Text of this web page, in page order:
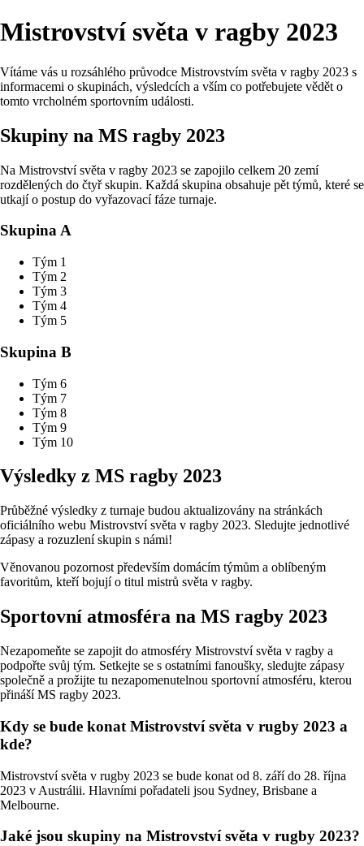
Mistrovství světa v ragby 2023
Vítáme vás u rozsáhlého průvodce Mistrovstvím světa v ragby 2023 s
informacemi o skupinách, výsledcích a vším co potřebujete vědět o
tomto vrcholném sportovním události.
Skupiny na MS ragby 2023
Na Mistrovství světa v ragby 2023 se zapojilo celkem 20 zemí
rozdělených do čtyř skupin. Každá skupina obsahuje pět týmů, které se
utkají o postup do vyřazovací fáze turnaje.
Skupina A
Tým 1
Tým 2
Tým 3
Tým 4
Tým 5
Skupina B
Tým 6
Tým 7
Tým 8
Tým 9
Tým 10
Výsledky z MS ragby 2023
Průběžné výsledky z turnaje budou aktualizovány na stránkách
oficiálního webu Mistrovství světa v ragby 2023. Sledujte jednotlivé
zápasy a rozuzlení skupin s námi!
Věnovanou pozornost především domácím týmům a oblíbeným
favoritům, kteří bojují o titul mistrů světa v ragby.
Sportovní atmosféra na MS ragby 2023
Nezapomeňte se zapojit do atmosféry Mistrovství světa v ragby a
podpořte svůj tým. Setkejte se s ostatními fanoušky, sledujte zápasy
společně a prožijte tu nezapomenutelnou sportovní atmosféru, kterou
přináší MS ragby 2023.
Kdy se bude konat Mistrovství světa v rugby 2023 a
kde?
Mistrovství světa v rugby 2023 se bude konat od 8. září do 28. října
2023 v Austrálii. Hlavními pořadateli jsou Sydney, Brisbane a
Melbourne.
Jaké jsou skupiny na Mistrovství světa v rugby 2023?